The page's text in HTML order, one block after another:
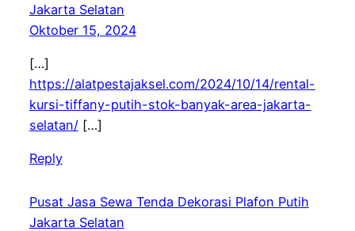
Jakarta Selatan
Oktober 15, 2024
[…]
https://alatpestajaksel.com/2024/10/14/rental-
kursi-tiffany-putih-stok-banyak-area-jakarta-
selatan/[…]
Reply
Pusat Jasa Sewa Tenda Dekorasi Plafon Putih
Jakarta Selatan